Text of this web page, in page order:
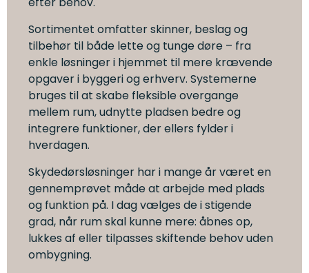
Sortimentet omfatter skinner, beslag og
tilbehør til både lette og tunge døre – fra
enkle løsninger i hjemmet til mere krævende
opgaver i byggeri og erhverv. Systemerne
bruges til at skabe fleksible overgange
mellem rum, udnytte pladsen bedre og
integrere funktioner, der ellers fylder i
hverdagen.
Skydedørsløsninger har i mange år været en
gennemprøvet måde at arbejde med plads
og funktion på. I dag vælges de i stigende
grad, når rum skal kunne mere: åbnes op,
lukkes af eller tilpasses skiftende behov uden
ombygning.